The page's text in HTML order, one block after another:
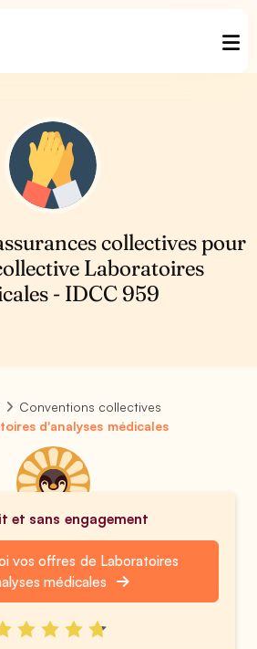
collectives pour
Laboratoires
- IDCC 959
Conventions collectives
d'analyses médicales
et sans engagement
vos offres de Laboratoires
médicales